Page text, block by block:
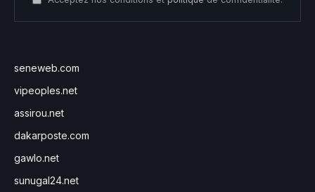
seneweb.com
vipeoples.net
assirou.net
dakarposte.com
gawlo.net
sunugal24.net